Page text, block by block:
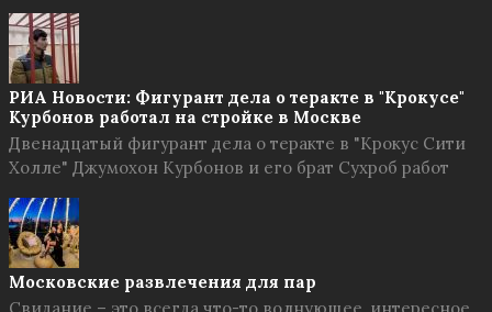
РИА Новости: Фигурант дела о теракте в "Крокусе"
Курбонов работал на стройке в Москве
Двенадцатый фигурант дела о теракте в "Крокус Сити
Холле" Джумохон Курбонов и его брат Сухроб работ
Московские развлечения для пар